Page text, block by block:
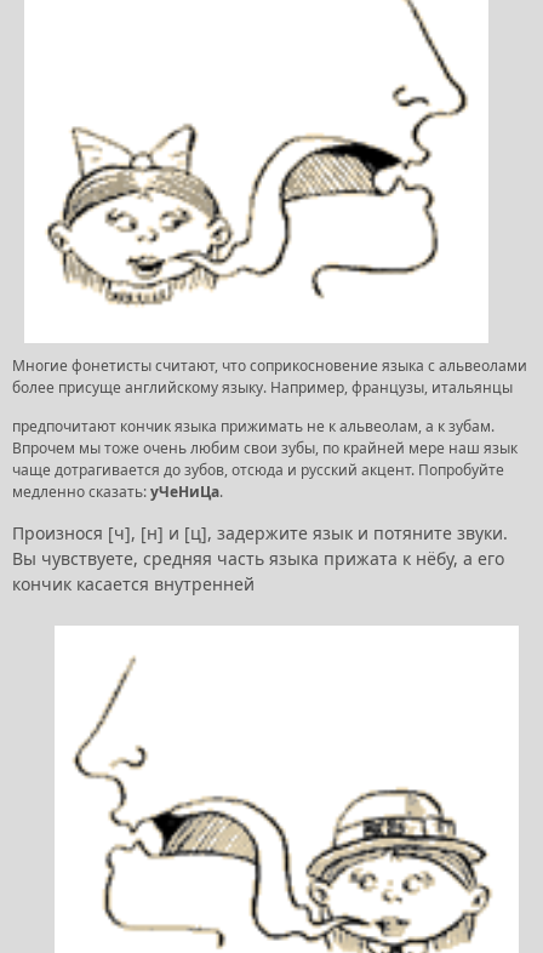
Многие фонетисты считают, что соприкосновение языка с альвеолами
более присуще английскому языку. Например, французы, итальянцы
предпочитают кончик языка прижимать не к альвеолам, а к зубам.
Впрочем мы тоже очень любим свои зубы, по крайней мере наш язык
чаще дотрагивается до зубов, отсюда и русский акцент. Попробуйте
медленно сказать:уЧеНиЦа.
Произнося [ч], [н] и [ц], задержите язык и потяните звуки.
Вы чувствуете, средняя часть языка прижата к нёбу, а его
кончик касается внутренней